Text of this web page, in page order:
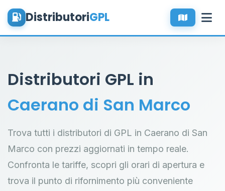
DistributoriGPL
Distributori GPL in
Caerano di San Marco
Trova tutti i distributori di GPL in Caerano di San
Marco con prezzi aggiornati in tempo reale.
Confronta le tariffe, scopri gli orari di apertura e
trova il punto di rifornimento più conveniente